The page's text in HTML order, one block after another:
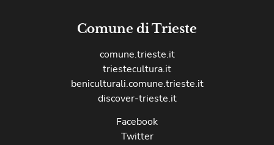
Comune di Trieste
comune.trieste.it
triestecultura.it
beniculturali.comune.trieste.it
discover-trieste.it
Facebook
Twitter